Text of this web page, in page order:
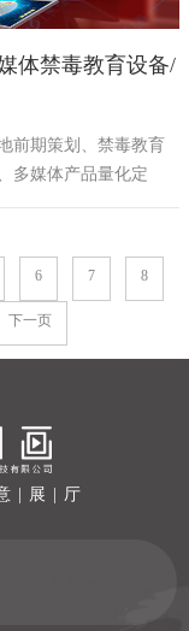
体禁毒教育设备/
前期策划、禁毒教育
多媒体产品量化定
设备内容创作、创意
6 7 8
下一页
| 展 | 厅